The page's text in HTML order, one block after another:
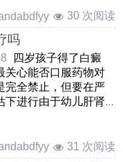
30 次阅读
吗
四岁孩子得了白癜
关心能否口服药物对
完全禁止，但要在严
下进行由于幼儿肝肾
31 次阅读